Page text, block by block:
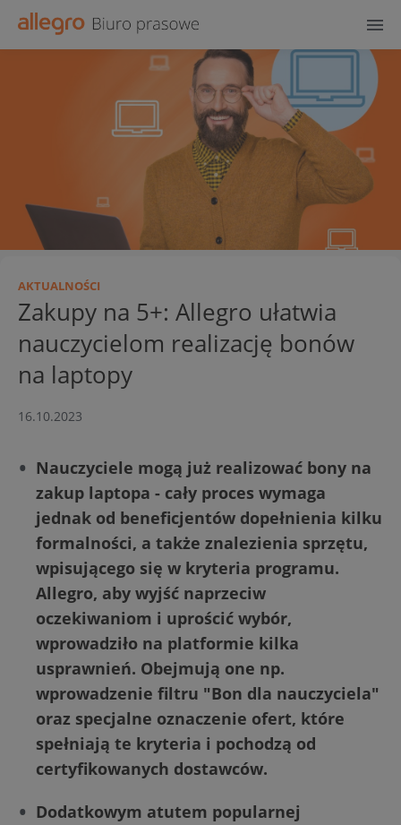
AKTUALNOŚCI
Zakupy na 5+: Allegro ułatwia
nauczycielom realizację bonów
na laptopy
16.10.2023
Nauczyciele mogą już realizować bony na
zakup laptopa - cały proces wymaga
jednak od beneficjentów dopełnienia kilku
formalności, a także znalezienia sprzętu,
wpisującego się w kryteria programu.
Allegro, aby wyjść naprzeciw
oczekiwaniom i uprościć wybór,
wprowadziło na platformie kilka
usprawnień. Obejmują one np.
wprowadzenie filtru "Bon dla nauczyciela"
oraz specjalne oznaczenie ofert, które
spełniają te kryteria i pochodzą od
certyfikowanych dostawców.
Dodatkowym atutem popularnej